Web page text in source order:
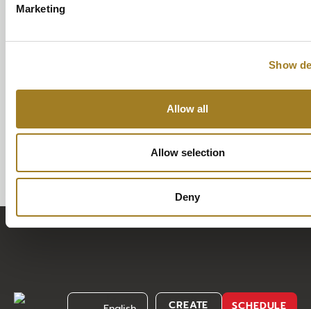
Marketing
Show
Allow all
Allow selection
Deny
のすべてのプロセスを効率化できます。 Arcadiaの直感的
ーション機能により、電気配線システムの挙動を確認し、
成します。 設計品質の維持は極めて重要です。Arcadiaに
は品質管理機能が組み込まれており、設計の正確性と完全
性を保証。業界標準や設計仕様に準拠した高品質なワイヤ
より、部品選定を効率化し、手動入力ミスを排除します。
[currency_switcher]
CREATE SCHEDULE